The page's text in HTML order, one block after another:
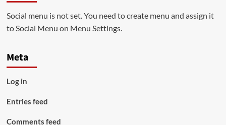
Social menu is not set. You need to create menu and assign it
to Social Menu on Menu Settings.
Meta
Log in
Entries feed
Comments feed